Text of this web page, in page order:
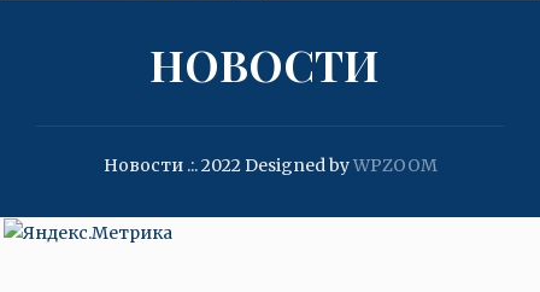
НОВОСТИ
Новости .:. 2022Designed byWPZOOM